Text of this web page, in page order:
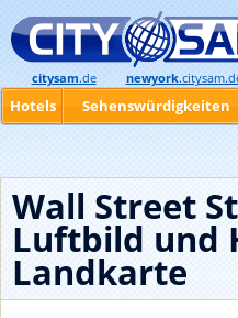
Wall Street
Luftbild und
Landkarte
citysam.de newyork
Hotels Sehenswürdigkeiten